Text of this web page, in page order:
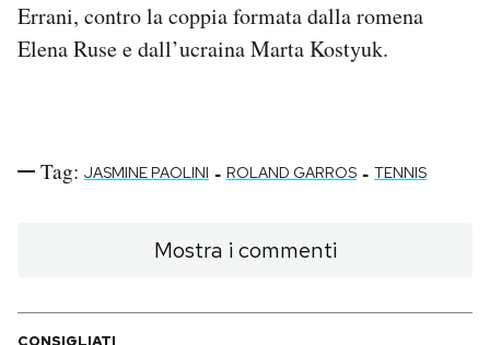
Errani, contro la coppia formata dalla romena
Elena Ruse e dall’ucraina Marta Kostyuk.
Tag: JASMINE PAOLINI - ROLAND GARROS - TENNIS
Mostra i commenti